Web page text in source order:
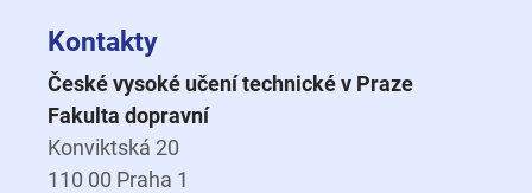
Kontakty
České vysoké učení technické v Praze
Fakulta dopravní
Konviktská 20
110 00 Praha 1